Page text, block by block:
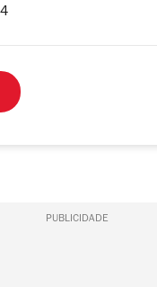
PUBLICIDADE